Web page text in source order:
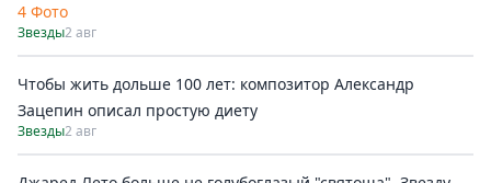
4 Фото
Звезды2 авг
Чтобы жить дольше 100 лет: композитор Александр
Зацепин описал простую диету
Звезды2 авг